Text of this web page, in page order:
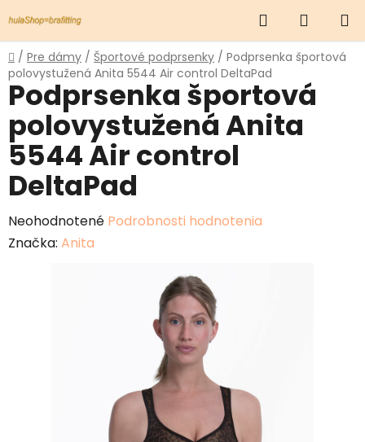
na
obsah
Hľadať
KOŠÍK
Domov
/ Pre dámy / Športové podprsenky / Podprsenka športová
polovystužená Anita 5544 Air control DeltaPad
Podprsenka športová
polovystužená Anita
5544 Air control
DeltaPad
Priemerné
hodnotenie
Neohodnotené Podrobnosti hodnotenia
Značka: Anita